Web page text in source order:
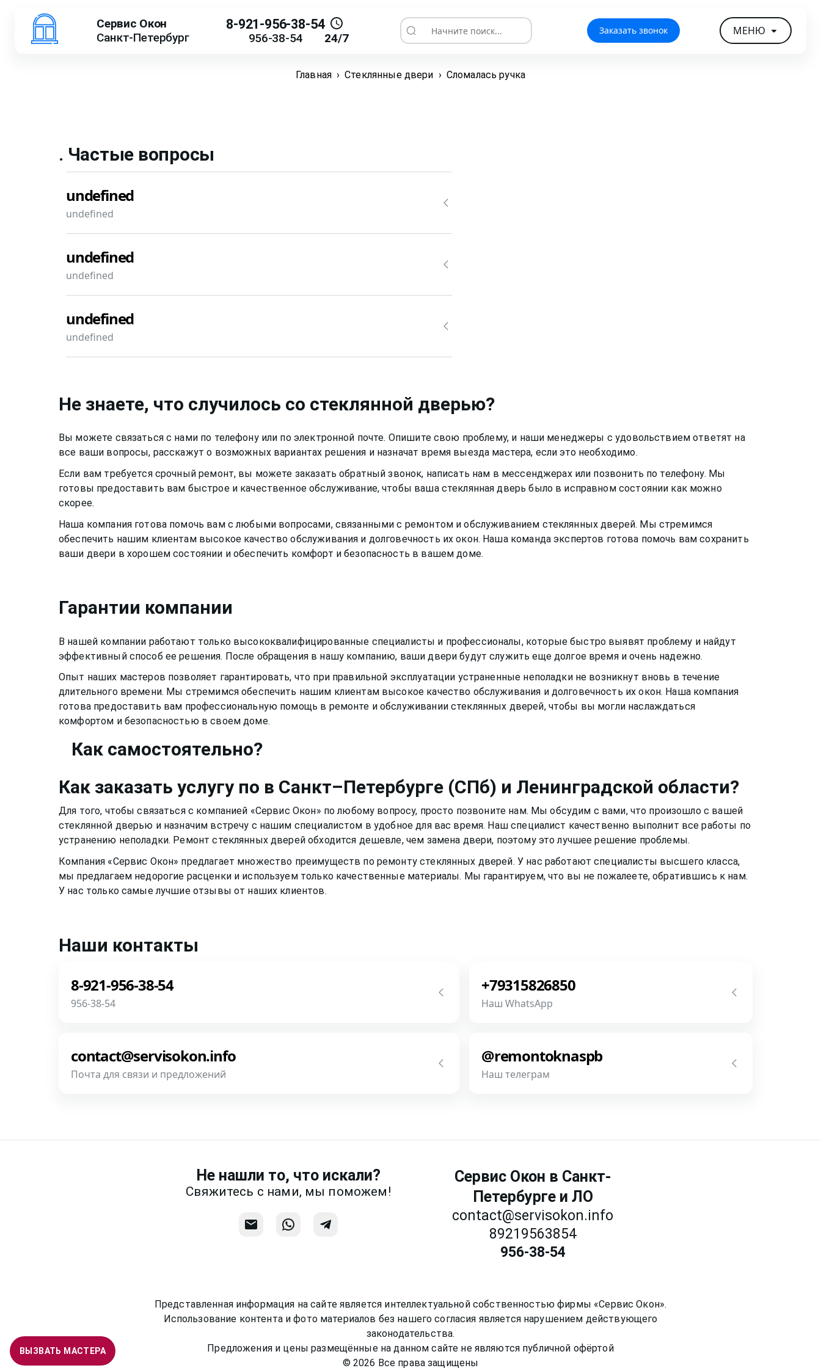
Сервис Окон
Санкт-Петербург
8-921-956-38-54
956-38-54 24/7 Начните поиск... Заказать звонок МЕНЮ
Главная › Стеклянные двери › Сломалась ручка
ВЫЗВАТЬ МАСТЕРА
. Частые вопросы
undefined
undefined
undefined
undefined
undefined
undefined
Не знаете, что случилось со стеклянной дверью?
Вы можете связаться с нами по телефону или по электронной почте. Опишите свою проблему, и наши менеджеры с удовольствием ответят на
все ваши вопросы, расскажут о возможных вариантах решения и назначат время выезда мастера, если это необходимо.
Если вам требуется срочный ремонт, вы можете заказать обратный звонок, написать нам в мессенджерах или позвонить по телефону. Мы
готовы предоставить вам быстрое и качественное обслуживание, чтобы ваша стеклянная дверь было в исправном состоянии как можно
скорее.
Наша компания готова помочь вам с любыми вопросами, связанными с ремонтом и обслуживанием стеклянных дверей. Мы стремимся
обеспечить нашим клиентам высокое качество обслуживания и долговечность их окон. Наша команда экспертов готова помочь вам сохранить
ваши двери в хорошем состоянии и обеспечить комфорт и безопасность в вашем доме.
Гарантии компании
В нашей компании работают только высококвалифицированные специалисты и профессионалы, которые быстро выявят проблему и найдут
эффективный способ ее решения. После обращения в нашу компанию, ваши двери будут служить еще долгое время и очень надежно.
Опыт наших мастеров позволяет гарантировать, что при правильной эксплуатации устраненные неполадки не возникнут вновь в течение
длительного времени. Мы стремимся обеспечить нашим клиентам высокое качество обслуживания и долговечность их окон. Наша компания
готова предоставить вам профессиональную помощь в ремонте и обслуживании стеклянных дверей, чтобы вы могли наслаждаться
комфортом и безопасностью в своем доме.
Как самостоятельно?
Как заказать услугу по в Санкт–Петербурге (СПб) и Ленинградской области?
Для того, чтобы связаться с компанией «Сервис Окон» по любому вопросу, просто позвоните нам. Мы обсудим с вами, что произошло с вашей
стеклянной дверью и назначим встречу с нашим специалистом в удобное для вас время. Наш специалист качественно выполнит все работы по
устранению неполадки. Ремонтстеклянных дверейобходится дешевле, чем замена двери, поэтому это лучшее решение проблемы.
Компания «Сервис Окон» предлагает множество преимуществ по ремонту стеклянных дверей. У нас работают специалисты высшего класса,
мы предлагаем недорогие расценки и используем только качественные материалы. Мы гарантируем, что вы не пожалеете, обратившись к нам.
У нас только самые лучшие отзывы от наших клиентов.
Наши контакты
8-921-956-38-54
956-38-54
Позвонить
+79315826850
Наш WhatsApp
фотографии, размеры и пр.
contact@servisokon.info
Почта для связи и предложений
@remontoknaspb
Наш телеграм
Не нашли то, что искали?
Свяжитесь с нами, мы поможем!
Сервис Окон в Санкт-
Петербурге и ЛО
contact@servisokon.info
89219563854
956-38-54
Представленная информация на сайте является интеллектуальной собственностью фирмы «Сервис Окон».
Использование контента и фото материалов без нашего согласия является нарушением действующего
законодательства.
Предложения и цены размещённые на данном сайте не являются публичной офёртой
© 2026 Все права защищены